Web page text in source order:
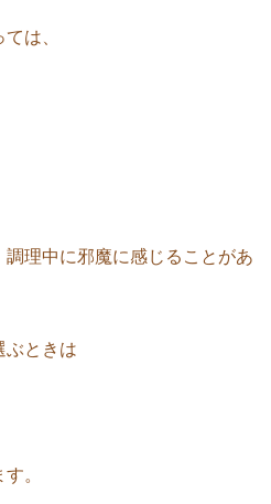
は、
理中に邪魔に感じることがあ
ぶときは
。